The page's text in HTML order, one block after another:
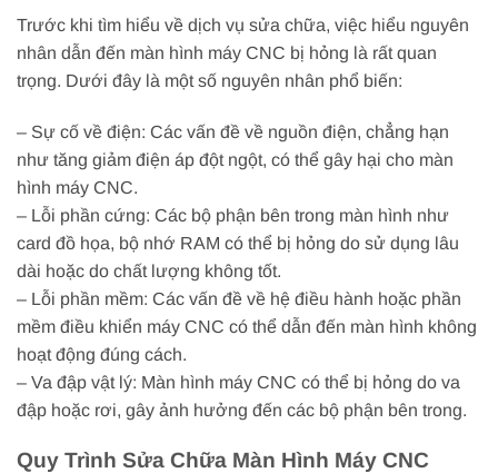
Trước khi tìm hiểu về dịch vụ sửa chữa, việc hiểu nguyên
nhân dẫn đến màn hình máy CNC bị hỏng là rất quan
trọng. Dưới đây là một số nguyên nhân phổ biến:
– Sự cố về điện: Các vấn đề về nguồn điện, chẳng hạn
như tăng giảm điện áp đột ngột, có thể gây hại cho màn
hình máy CNC.
– Lỗi phần cứng: Các bộ phận bên trong màn hình như
card đồ họa, bộ nhớ RAM có thể bị hỏng do sử dụng lâu
dài hoặc do chất lượng không tốt.
– Lỗi phần mềm: Các vấn đề về hệ điều hành hoặc phần
mềm điều khiển máy CNC có thể dẫn đến màn hình không
hoạt động đúng cách.
– Va đập vật lý: Màn hình máy CNC có thể bị hỏng do va
đập hoặc rơi, gây ảnh hưởng đến các bộ phận bên trong.
Quy Trình Sửa Chữa Màn Hình Máy CNC